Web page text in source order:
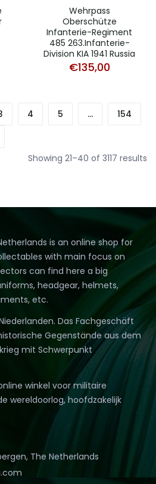
Wehrpass
Oberschütze
Infanterie-Regiment
485 263.Infanterie-
Division KIA 1941 Russia
€135,00
4 5 …
154
Showing 21–40 of 3117 results
is an online shop for
with main focus on
can find here a big
headgear, helmets,
etc.
Das Fachgeschäft
Gegenstände aus dem
mit Schwerpunkt
winkel voor militaire
wereldoorlog, hoofdzakelijk
The Netherlands